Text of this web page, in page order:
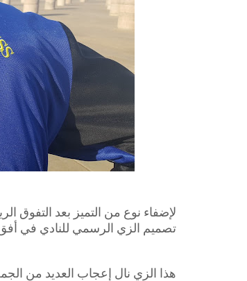
لإضفاء نوع من التميز بعد التفوق
تصميم الزي الرسمي للنادي في أفق
هذا الزي نال إعجاب العديد من